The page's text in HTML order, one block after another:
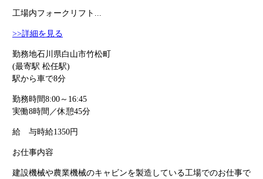
工場内フォークリフト...
>>詳細を見る
勤務地石川県白山市竹松町
(最寄駅 松任駅)
駅から車で8分
勤務時間8:00～16:45
実働8時間／休憩45分
給 与時給1350円
お仕事内容
建設機械や農業機械のキャビンを製造している工場でのお仕事で